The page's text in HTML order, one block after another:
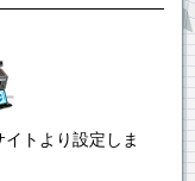
トより設定しま